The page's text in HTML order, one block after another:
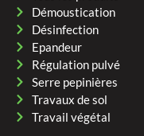
Démoustication
Désinfection
Epandeur
Régulation pulvé
Serre pepinières
Travaux de sol
Travail végétal